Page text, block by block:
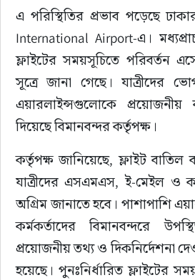
এ পরিস্থিতির প্রভাব পড়েছে
International Airport-এ।
ফ্লাইটের সময়সূচিতে পরিবর্তন
সূত্রে জানা গেছে। যাত্রীদের
এয়ারলাইন্সগুলোকে প্রয়োজনীয়
দিয়েছে বিমানবন্দর কর্তৃপক্ষ।
কর্তৃপক্ষ জানিয়েছে, ফ্লাইট বাতিল
যাত্রীদের এসএমএস, ই-মেইল ও
অগ্রিম জানাতে হবে। পাশাপাশি
কর্মকর্তাদের বিমানবন্দরে
প্রয়োজনীয় তথ্য ও দিকনির্দেশনা
হয়েছে। পুনঃনির্ধারিত ফ্লাইটের